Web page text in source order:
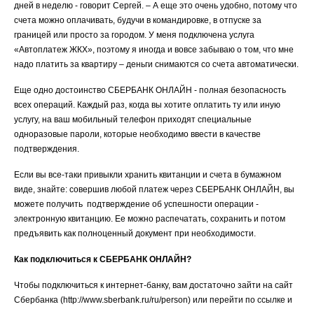
дней в неделю - говорит Сергей. – А еще это очень удобно, потому что
счета можно оплачивать, будучи в командировке, в отпуске за
границей или просто за городом. У меня подключена услуга
«Автоплатеж ЖКХ», поэтому я иногда и вовсе забываю о том, что мне
надо платить за квартиру – деньги снимаются со счета автоматически.
Еще одно достоинство СБЕРБАНК ОНЛАЙН - полная безопасность
всех операций. Каждый раз, когда вы хотите оплатить ту или иную
услугу, на ваш мобильный телефон приходят специальные
одноразовые пароли, которые необходимо ввести в качестве
подтверждения.
Если вы все-таки привыкли хранить квитанции и счета в бумажном
виде, знайте: совершив любой платеж через СБЕРБАНК ОНЛАЙН, вы
можете получить подтверждение об успешности операции -
электронную квитанцию. Ее можно распечатать, сохранить и потом
предъявить как полноценный документ при необходимости.
Как подключиться к СБЕРБАНК ОНЛАЙН?
Чтобы подключиться к интернет-банку, вам достаточно зайти на сайт
Сбербанка (http://www.sberbank.ru/ru/person) или перейти по ссылке и